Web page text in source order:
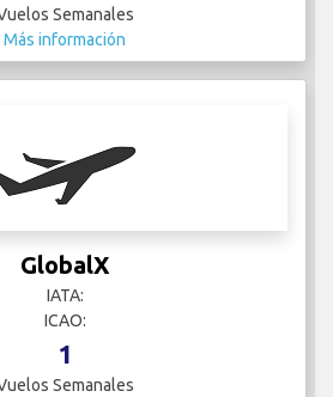
Semanales
Más información
GlobalX
IATA:
ICAO:
1
Semanales